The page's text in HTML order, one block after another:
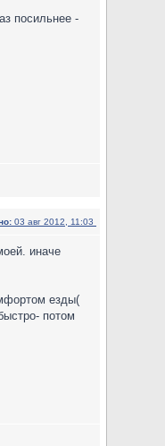
посильнее -
03 авг 2012, 11:03
иначе
езды(
потом